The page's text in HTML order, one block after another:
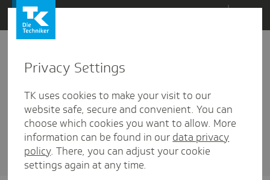
Direkt
Inhalt
Vertrauen
1 Artikel diesem Schlagwort zugehörig
Sortieren nach DatumoderBeliebtheit
Privacy Settings
TK uses cookies to make your visit to our
website safe, secure and convenient. You can
choose which cookies you want to allow. More
information can be found in our data privacy
policy. There, you can adjust your cookie
settings again at any time.